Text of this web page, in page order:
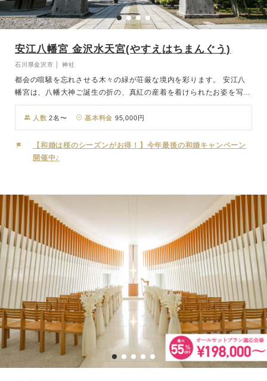
安江八幡宮 金沢水天宮(やすえはちまんぐう)
石川県金沢市 │ 神社
都会の喧騒を忘れさせる木々の緑が荘厳な境内を彩ります。 安江八
幡宮は、八幡大神ご誕生の折の、真紅の産着を着けられたお姿を写し
た「加賀八幡起上り」の発祥の地であり、家運繁栄、愛児のお宮参り
健康祈願、厄除け、病気平癒などの御守りとされています。また、安
産の神様といわれる金沢水天宮も合祀されています。 日本の伝統衣
裳を着て、地元でも指折りの古社を舞台とした神前式。幾百年もの
間、日本の祭祀に深く関わってきた神聖な場所での結婚式は、格段の
人数 2名〜 基本料金 95,000円
【和婚は桜のシーズンがお得！】今年最後の和婚キャンペーン
開催中♪